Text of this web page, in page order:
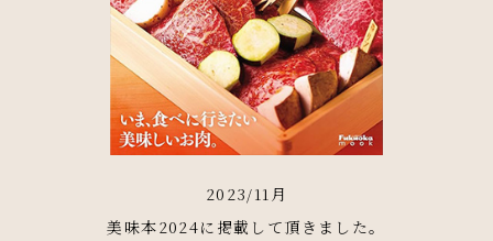
2023/11月
美味本2024に掲載して頂きました。